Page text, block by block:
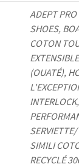
ADEPT PRO
SHOES,
COTON
(OUATÉ),
SIMILI
RECYCLÉ